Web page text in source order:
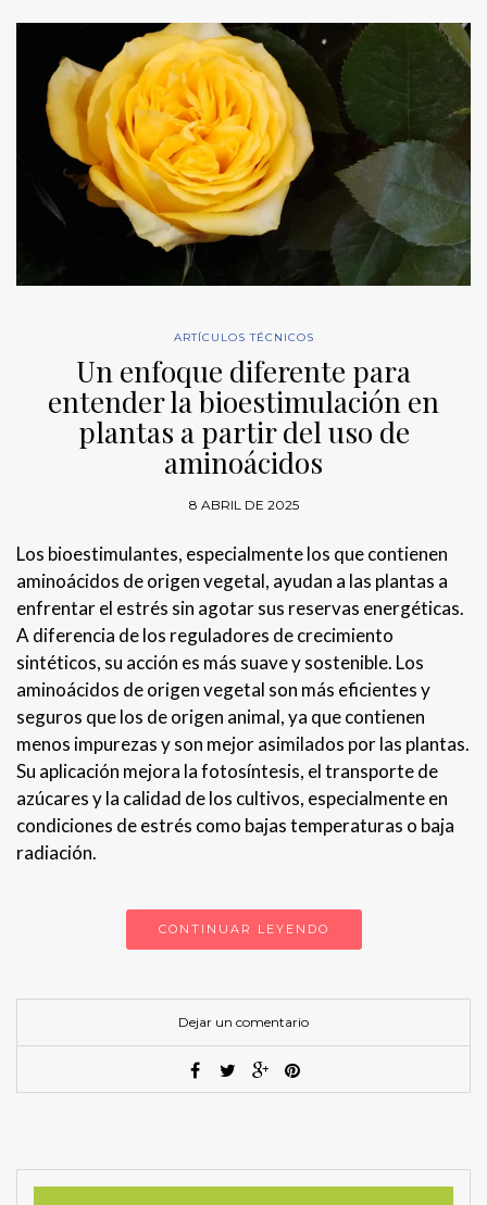
ARTÍCULOS TÉCNICOS
Un enfoque diferente para
entender la bioestimulación en
plantas a partir del uso de
aminoácidos
8 ABRIL DE 2025
Los bioestimulantes, especialmente los que contienen
aminoácidos de origen vegetal, ayudan a las plantas a
enfrentar el estrés sin agotar sus reservas energéticas.
A diferencia de los reguladores de crecimiento
sintéticos, su acción es más suave y sostenible. Los
aminoácidos de origen vegetal son más eficientes y
seguros que los de origen animal, ya que contienen
menos impurezas y son mejor asimilados por las plantas.
Su aplicación mejora la fotosíntesis, el transporte de
azúcares y la calidad de los cultivos, especialmente en
condiciones de estrés como bajas temperaturas o baja
radiación.
CONTINUAR LEYENDO
Dejar un comentario